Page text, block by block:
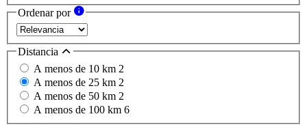
Ordenar por
Distancia
A menos de 10 km 2
A menos de 25 km 2
A menos de 50 km 2
A menos de 100 km 6